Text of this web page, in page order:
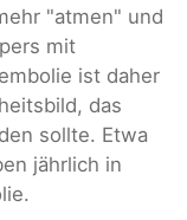
"atmen" und
mit
ist daher
das
sollte. Etwa
jährlich in